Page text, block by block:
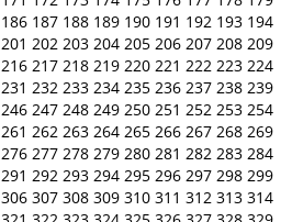
186 187 188 189 190 191 192 193 194
201 202 203 204 205 206 207 208 209
216 217 218 219 220 221 222 223 224
231 232 233 234 235 236 237 238 239
246 247 248 249 250 251 252 253 254
261 262 263 264 265 266 267 268 269
276 277 278 279 280 281 282 283 284
291 292 293 294 295 296 297 298 299
306 307 308 309 310 311 312 313 314